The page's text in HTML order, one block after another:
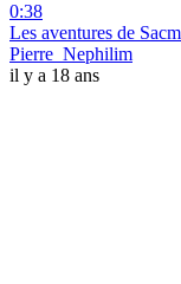
0:38
Les aventures de
Pierre_Nephilim
il y a 18 ans